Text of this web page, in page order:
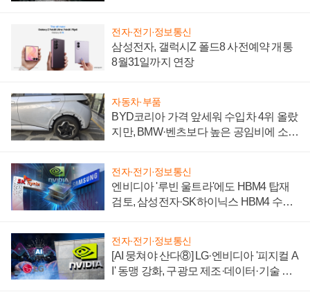
전자·전기·정보통신
삼성전자, 갤럭시Z 폴드8 사전예약 개통
8월31일까지 연장
자동차·부품
BYD코리아 가격 앞세워 수입차 4위 올랐
지만, BMW·벤츠보다 높은 공임비에 소비
전자·전기·정보통신
엔비디아 '루빈 울트라'에도 HBM4 탑재
검토, 삼성전자·SK하이닉스 HBM4 수율
전자·전기·정보통신
[AI 뭉쳐야 산다⑧] LG·엔비디아 '피지컬 A
I' 동맹 강화, 구광모 제조·데이터·기술 결